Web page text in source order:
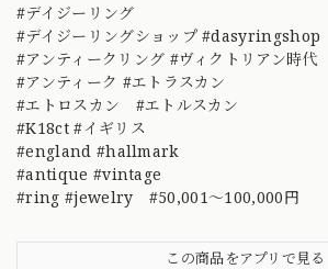
#デイジーリング
#デイジーリングショップ #dasyringshop
#アンティークリング #ヴィクトリアン時代
#アンティーク #エトラスカン
#エトロスカン #エトルスカン
#K18ct #イギリス
#england #hallmark
#antique #vintage
#ring #jewelry #50,001～100,000円
この商品をアプリで見る